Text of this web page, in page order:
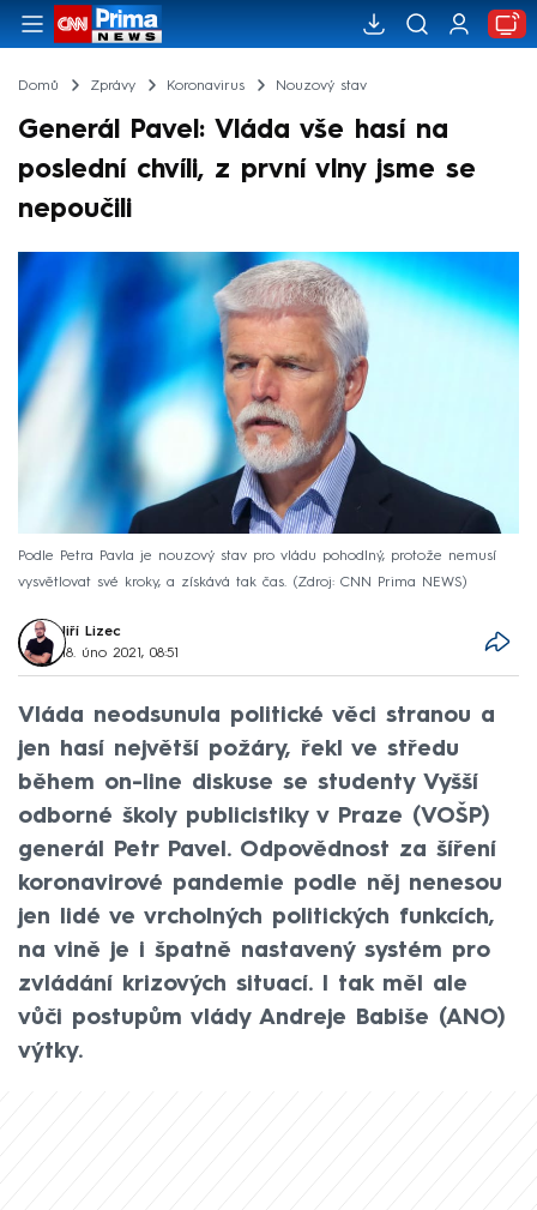
Domů Zprávy Koronavirus Nouzový stav
Generál Pavel: Vláda vše hasí na
poslední chvíli, z první vlny jsme se
nepoučili
Podle Petra Pavla je nouzový stav pro vládu pohodlný, protože nemusí
vysvětlovat své kroky, a získává tak čas.
Zdroj: CNN Prima NEWS
Jiří Lizec
18. úno 2021, 08:51
Vláda neodsunula politické věci stranou a
jen hasí největší požáry, řekl ve středu
během on-line diskuse se studenty Vyšší
odborné školy publicistiky v Praze (VOŠP)
generál Petr Pavel. Odpovědnost za šíření
koronavirové pandemie podle něj nenesou
jen lidé ve vrcholných politických funkcích,
na vině je i špatně nastavený systém pro
zvládání krizových situací. I tak měl ale
vůči postupům vlády Andreje Babiše (ANO)
výtky.